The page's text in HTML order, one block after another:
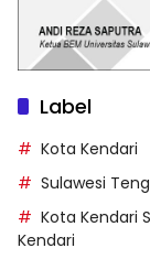
Label
Kota Kendari
Sulawesi
Kota Kendari
Kendari